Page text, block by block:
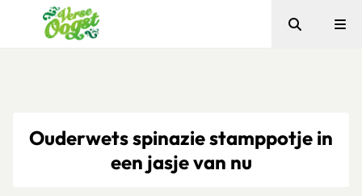
Zoeken
Ouderwets spinazie stamppotje in
een jasje van nu